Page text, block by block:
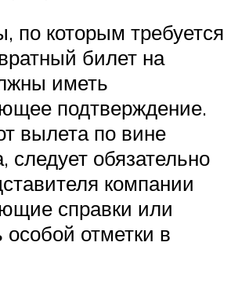
по которым требуется
билет на
иметь
подтверждение.
вылета по вине
следует обязательно
компании
справки или
особой отметки в